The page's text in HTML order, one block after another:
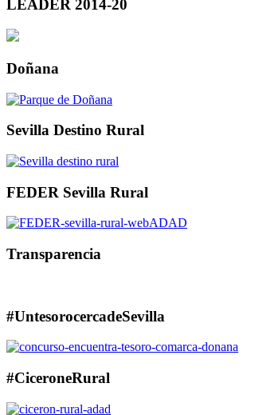
LEADER 2014-20
Doñana
Sevilla Destino Rural
FEDER Sevilla Rural
Transparencia
#UntesorocercadeSevilla
#CiceroneRural